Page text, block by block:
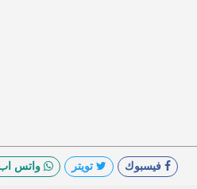
فيسبوك تويتر واتس